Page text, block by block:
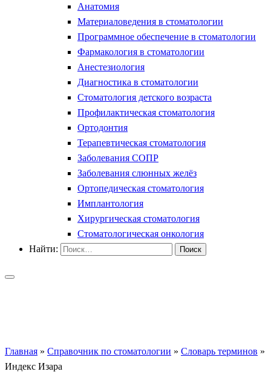
Анатомия
Материаловедения в стоматологии
Программное обеспечение в стоматологии
Фармакология в стоматологии
Анестезиология
Диагностика в стоматологии
Стоматология детского возраста
Профилактическая стоматология
Ортодонтия
Терапевтическая стоматология
Заболевания СОПР
Заболевания слюнных желёз
Ортопедическая стоматология
Имплантология
Хирургическая стоматология
Стоматологическая онкология
Найти:
Главная » Справочник по стоматологии » Словарь терминов »
Индекс Изара